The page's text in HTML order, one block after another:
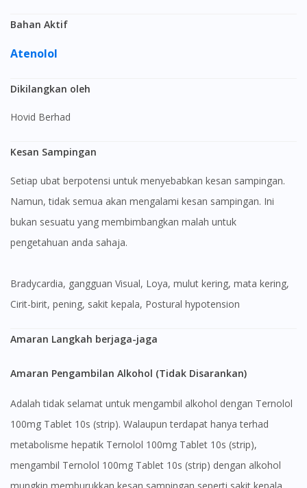
Visit DoctorOnCall Singapore
Bahan Aktif
Atenolol
Dikilangkan oleh
Hovid Berhad
Kesan Sampingan
Setiap ubat berpotensi untuk menyebabkan kesan sampingan.
Namun, tidak semua akan mengalami kesan sampingan. Ini
bukan sesuatu yang membimbangkan malah untuk
pengetahuan anda sahaja.
Bradycardia, gangguan Visual, Loya, mulut kering, mata kering,
Cirit-birit, pening, sakit kepala, Postural hypotension
Amaran Langkah berjaga-jaga
Amaran Pengambilan Alkohol (Tidak Disarankan)
Adalah tidak selamat untuk mengambil alkohol dengan Ternolol
100mg Tablet 10s (strip). Walaupun terdapat hanya terhad
metabolisme hepatik Ternolol 100mg Tablet 10s (strip),
mengambil Ternolol 100mg Tablet 10s (strip) dengan alkohol